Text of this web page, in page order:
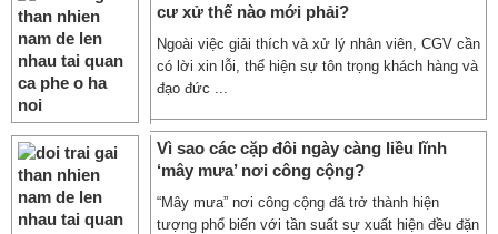
cư xử thế nào mới phải?
Ngoài việc giải thích và xử lý nhân viên, CGV cần
có lời xin lỗi, thể hiện sự tôn trọng khách hàng và
đạo đức ...
Vì sao các cặp đôi ngày càng liều lĩnh
‘mây mưa’ nơi công cộng?
“Mây mưa” nơi công cộng đã trở thành hiện
tượng phổ biến với tần suất sự xuất hiện đều đặn